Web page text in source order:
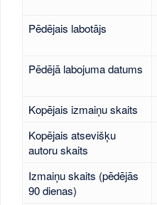
Pēdējais labotājs
Pēdējā labojuma datums
Kopējais izmaiņu skaits
Kopējais atsevišķu
autoru skaits
Izmaiņu skaits (pēdējās
90 dienas)